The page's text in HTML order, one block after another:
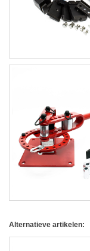
Alternatieve artikelen: